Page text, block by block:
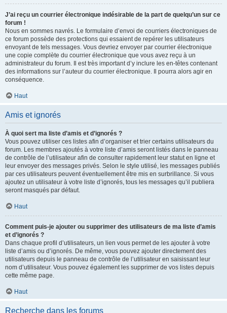
J’ai reçu un courrier électronique indésirable de la part de quelqu’un sur ce
forum !
Nous en sommes navrés. Le formulaire d’envoi de courriers électroniques de
ce forum possède des protections qui essaient de repérer les utilisateurs
envoyant de tels messages. Vous devriez envoyer par courrier électronique
une copie complète du courrier électronique que vous avez reçu à un
administrateur du forum. Il est très important d’y inclure les en-têtes contenant
des informations sur l’auteur du courrier électronique. Il pourra alors agir en
conséquence.
Haut
Amis et ignorés
À quoi sert ma liste d’amis et d’ignorés ?
Vous pouvez utiliser ces listes afin d’organiser et trier certains utilisateurs du
forum. Les membres ajoutés à votre liste d’amis seront listés dans le panneau
de contrôle de l’utilisateur afin de consulter rapidement leur statut en ligne et
leur envoyer des messages privés. Selon le style utilisé, les messages publiés
par ces utilisateurs peuvent éventuellement être mis en surbrillance. Si vous
ajoutez un utilisateur à votre liste d’ignorés, tous les messages qu’il publiera
seront masqués par défaut.
Haut
Comment puis-je ajouter ou supprimer des utilisateurs de ma liste d’amis
et d’ignorés ?
Dans chaque profil d’utilisateurs, un lien vous permet de les ajouter à votre
liste d’amis ou d’ignorés. De même, vous pouvez ajouter directement des
utilisateurs depuis le panneau de contrôle de l’utilisateur en saisissant leur
nom d’utilisateur. Vous pouvez également les supprimer de vos listes depuis
cette même page.
Haut
Recherche dans les forums